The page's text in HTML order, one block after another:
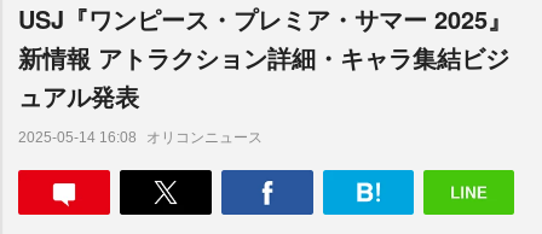
e
USJ『ワンピース・プレミア・サマー 2025』
新情報 アトラクション詳細・キャラ集結ビジ
ュアル発表
2025-05-14 16:08 オリコンニュース